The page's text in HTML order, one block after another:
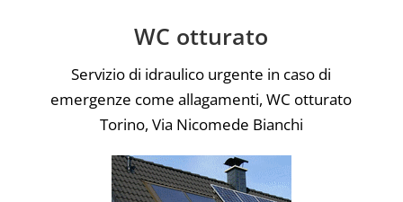
WC otturato
Servizio di idraulico urgente in caso di
emergenze come allagamenti, WC otturato
Torino, Via Nicomede Bianchi